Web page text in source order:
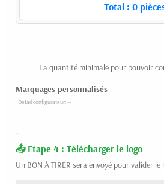
Total : 0
La quantité minimale pour pouvoir
Marquages personnalisés
-
Etape 4 : Télécharger le logo
Un BON À TIRER sera envoyé pour valider le